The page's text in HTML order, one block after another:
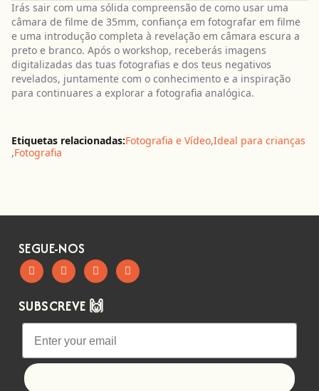
Irás sair com uma sólida compreensão de como usar uma
câmara de filme de 35mm, confiança em fotografar em filme
e uma introdução completa à revelação em câmara escura a
preto e branco. Após o workshop, receberás imagens
digitalizadas das tuas fotografias e dos teus negativos
revelados, juntamente com o conhecimento e a inspiração
para continuares a explorar a fotografia analógica.
Etiquetas relacionadas:Fotografia e Vídeo,Ideal para crianças
,Fotografia
SEGUE-NOS
SUBSCREVE 🙌